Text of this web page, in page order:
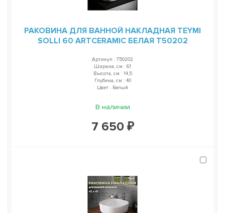
РАКОВИНА ДЛЯ ВАННОЙ НАКЛАДНАЯ TEYMI
SOLLI 60 ARTCERAMIC БЕЛАЯ T50202
Артикул : T50202
Ширина, см : 61
Высота, см : 14,5
Глубина, см : 40
Цвет : Белый
В наличии
7 650 ₽